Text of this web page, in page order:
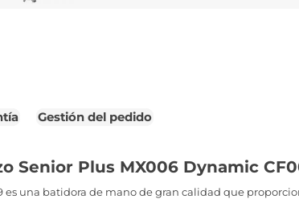
Gestión del pedido
Senior Plus MX006 Dynamic
es una batidora de mano de gran calidad que